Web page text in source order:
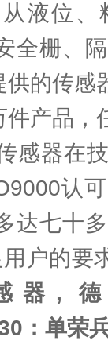
液位、
全栅、
的传感
产品，
器在技
认
达七十
户的要
器,
：单荣